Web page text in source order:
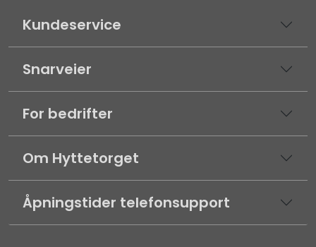
Kundeservice
Snarveier
For bedrifter
Om Hyttetorget
Åpningstider telefonsupport